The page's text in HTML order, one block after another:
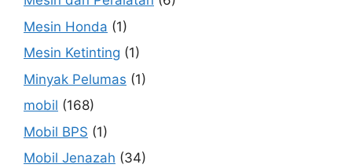
Mesin Honda (1)
Mesin Ketinting (1)
Minyak Pelumas (1)
mobil (168)
Mobil BPS (1)
Mobil Jenazah (34)